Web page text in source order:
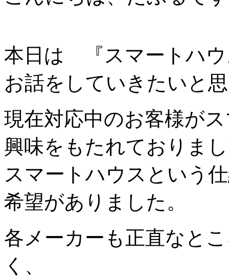
本日は 『スマートハウ
お話をしていきたいと
現在対応中のお客様が
興味をもたれておりま
スマートハウスという
希望がありました。
各メーカーも正直なと
く、